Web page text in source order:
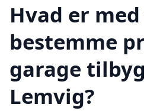
Hvad er
bestemme
garage
Lemvig?